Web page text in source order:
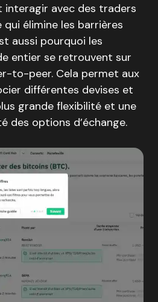
interagir avec des traders
élimine les barrières
aussi pourquoi les
entier se retrouvent sur
to-peer. Cela permet aux
différentes devises et
grande flexibilité et une
des options d’échange.